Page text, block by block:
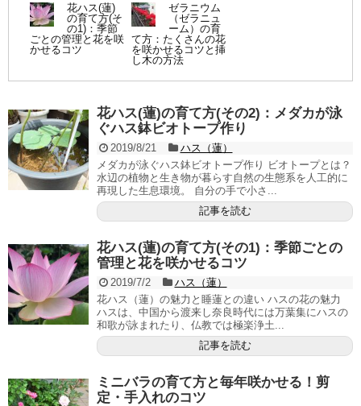
花ハス(蓮)
の育て方(そ
の1)：季節
ごとの管理と花を咲
かせるコツ
ゼラニウム
（ゼラニュ
ーム）の育
て方：たくさんの花
を咲かせるコツと挿
し木の方法
花ハス(蓮)の育て方(その2)：メダカが泳
ぐハス鉢ビオトープ作り
2019/8/21
ハス（蓮）
メダカが泳ぐハス鉢ビオトープ作り ビオトープとは？
水辺の植物と生き物が暮らす自然の生態系を人工的に
再現した生息環境。 自分の手で小さ...
記事を読む
花ハス(蓮)の育て方(その1)：季節ごとの
管理と花を咲かせるコツ
2019/7/2
ハス（蓮）
花ハス（蓮）の魅力と睡蓮との違い ハスの花の魅力
ハスは、中国から渡来し奈良時代には万葉集にハスの
和歌が詠まれたり、仏教では極楽浄土...
記事を読む
ミニバラの育て方と毎年咲かせる！剪
定・手入れのコツ